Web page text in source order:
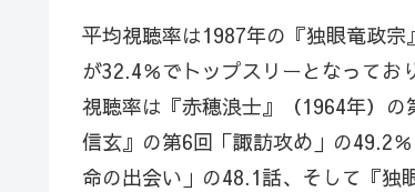
平均視聴率は1987年の『独眼竜政
が32.4％でトップスリーとなってお
視聴率は『赤穂浪士』（1964年）
信玄』の第6回「諏訪攻め」の49.2
命の出会い」の48.1話、そして『独